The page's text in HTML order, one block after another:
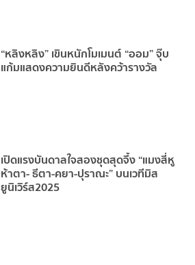
“หลิงหลิง” เขินหนักโมเมนต์ “ออม” จุ๊บ
แก้มแสดงความยินดีหลังคว้ารางวัล
เปิดแรงบันดาลใจสองชุดสุดจึ้ง “แมงสี่หู
ห้าตา- ธีตา-คยา-ปุราณะ” บนเวทีมิส
ยูนิเวิร์ส2025